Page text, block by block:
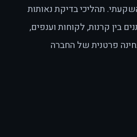
תהליכי בדיקת נאותות
בין קרנות, לקוחות וענפים,
פרטנית של החברה